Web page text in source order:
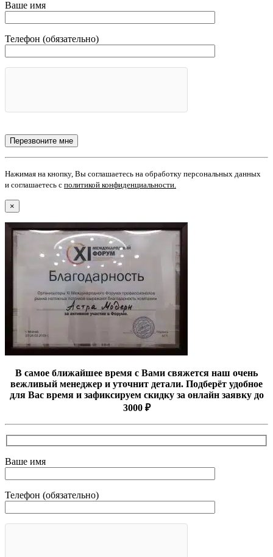
Ваше имя
Телефон (обязательно)
Нажимая на кнопку, Вы соглашаетесь на обработку персональных данных
и соглашаетесь с политикой конфиденциальности
×
В самое ближайшее время с Вами свяжется наш очень
вежливый менеджер и уточнит детали. Подберёт удобное
для Вас время и зафиксируем скидку за онлайн заявку до
3000 ₽
Ваше имя
Телефон (обязательно)